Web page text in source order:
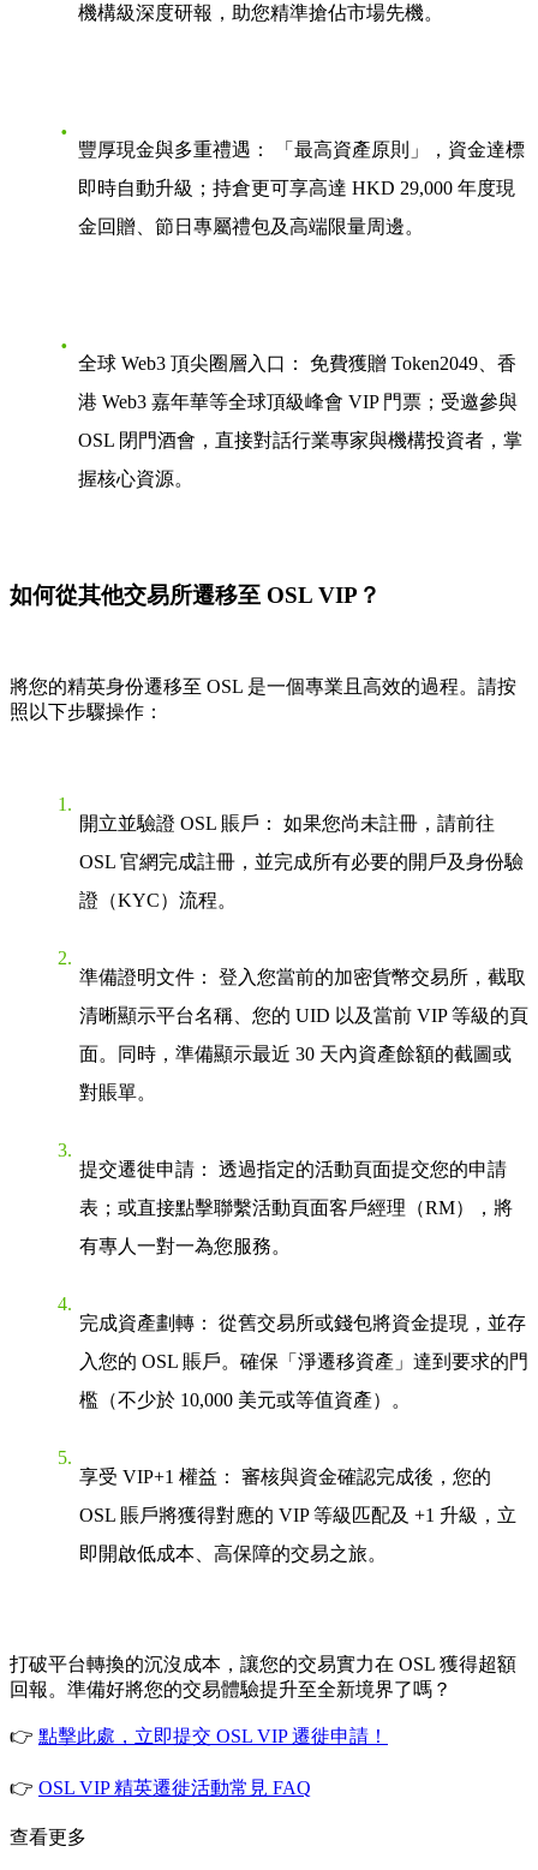
機構級深度研報，助您精準搶佔市場先機。
豐厚現金與多重禮遇：
「最高資產原則」，資金達標
即時自動升級；持倉更可享高達 HKD 29,000 年度現
金回贈、節日專屬禮包及高端限量周邊。
全球 Web3 頂尖圈層入口：
免費獲贈 Token2049、香
港 Web3 嘉年華等全球頂級峰會 VIP 門票；受邀參與
OSL 閉門酒會，直接對話行業專家與機構投資者，掌
握核心資源。
如何從其他交易所遷移至 OSL VIP？
將您的精英身份遷移至 OSL 是一個專業且高效的過程。請按
照以下步驟操作：
開立並驗證 OSL 賬戶：
如果您尚未註冊，請前往
OSL 官網完成註冊，並完成所有必要的開戶及身份驗
證（KYC）流程。
準備證明文件：
登入您當前的加密貨幣交易所，截取
清晰顯示平台名稱、您的 UID 以及當前 VIP 等級的頁
面。同時，準備顯示最近 30 天內資產餘額的截圖或
對賬單。
提交遷徙申請：
透過指定的活動頁面提交您的申請
表；或直接點擊聯繫活動頁面客戶經理（RM），將
有專人一對一為您服務。
完成資產劃轉：
從舊交易所或錢包將資金提現，並存
入您的 OSL 賬戶。確保「淨遷移資產」達到要求的門
檻（不少於 10,000 美元或等值資產）。
享受 VIP+1 權益：
審核與資金確認完成後，您的
OSL 賬戶將獲得對應的 VIP 等級匹配及 +1 升級，立
即開啟低成本、高保障的交易之旅。
打破平台轉換的沉沒成本，讓您的交易實力在 OSL 獲得超額
回報。準備好將您的交易體驗提升至全新境界了嗎？
👉 點擊此處，立即提交 OSL VIP 遷徙申請！
👉 OSL VIP 精英遷徙活動常見 FAQ
查看更多